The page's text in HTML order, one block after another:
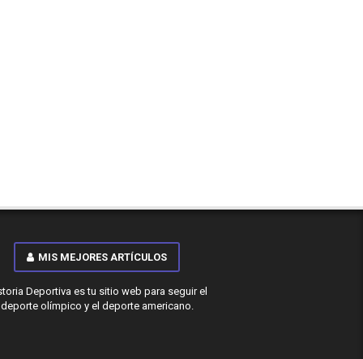
MIS MEJORES ARTÍCULOS
Deportiva es tu sitio web para seguir el
deporte olímpico y el deporte americano.